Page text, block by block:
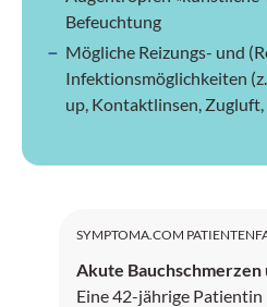
Befeuchtung
Mögliche Reizungs- und
Infektionsmöglichkeiten
up, Kontaktlinsen,
SYMPTOMA.COM
Akute Bauchschmerzen
Eine 42-jährige